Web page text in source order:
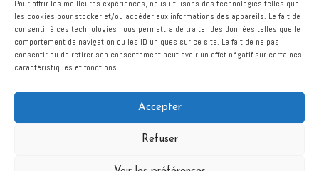
Pour offrir les meilleures expériences, nous utilisons des technologies telles que
les cookies pour stocker et/ou accéder aux informations des appareils. Le fait de
consentir à ces technologies nous permettra de traiter des données telles que le
comportement de navigation ou les ID uniques sur ce site. Le fait de ne pas
consentir ou de retirer son consentement peut avoir un effet négatif sur certaines
caractéristiques et fonctions.
Accepter
Refuser
Atelier Bois Robain